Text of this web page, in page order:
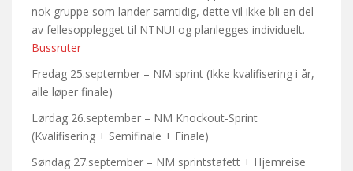
nok gruppe som lander samtidig, dette vil ikke bli en del
av fellesopplegget til NTNUI og planlegges individuelt.
Bussruter
Fredag 25.september – NM sprint (Ikke kvalifisering i år,
alle løper finale)
Lørdag 26.september – NM Knockout-Sprint
(Kvalifisering + Semifinale + Finale)
Søndag 27.september – NM sprintstafett + Hjemreise